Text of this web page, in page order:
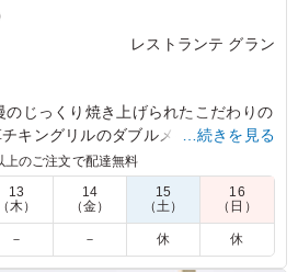
レストランテ グラン
のじっくり焼き上げられたこだわりの
キングリルのダブルメイン。厳選さ
お弁当です。
と香り豊かな若鶏のハーブ焼きの組
陣に大人気でした。 彩り豊かな
…続きを見る
上のご注文で配達無料
13
（木）
14
（金）
15
（土）
16
（日）
－ － 休 休